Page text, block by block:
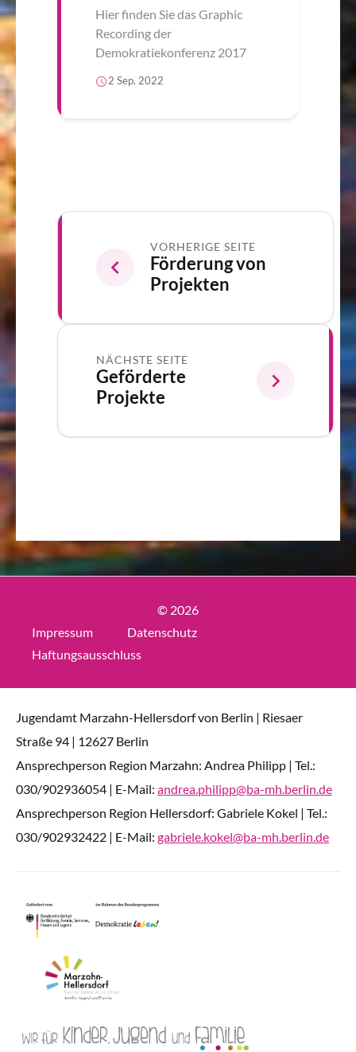
Hier finden Sie das Graphic
Recording der
Demokratiekonferenz 2017
2 Sep. 2022
VORHERIGE SEITE
Förderung von
Projekten
NÄCHSTE SEITE
Geförderte
Projekte
© 2026
Impressum
Datenschutz
Haftungsausschluss
Jugendamt Marzahn-Hellersdorf von Berlin | Riesaer
Straße 94 | 12627 Berlin
Ansprechperson Region Marzahn: Andrea Philipp | Tel.:
030/902936054 | E-Mail: andrea.philipp@ba-mh.berlin.de
Ansprechperson Region Hellersdorf: Gabriele Kokel | Tel.:
030/902932422 | E-Mail: gabriele.kokel@ba-mh.berlin.de